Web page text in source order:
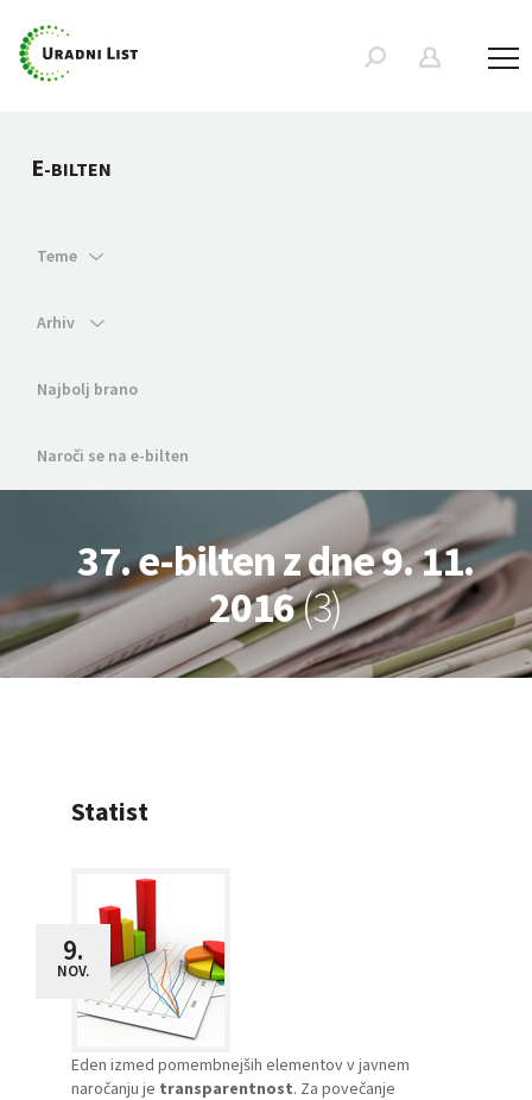
E-BILTEN
Teme
Arhiv
Najbolj brano
Naroči se na e-bilten
37. e-bilten z dne 9. 11.
2016(3)
Statist
9.
NOV.
Eden izmed pomembnejših elementov v javnem
naročanju je transparentnost. Za povečanje